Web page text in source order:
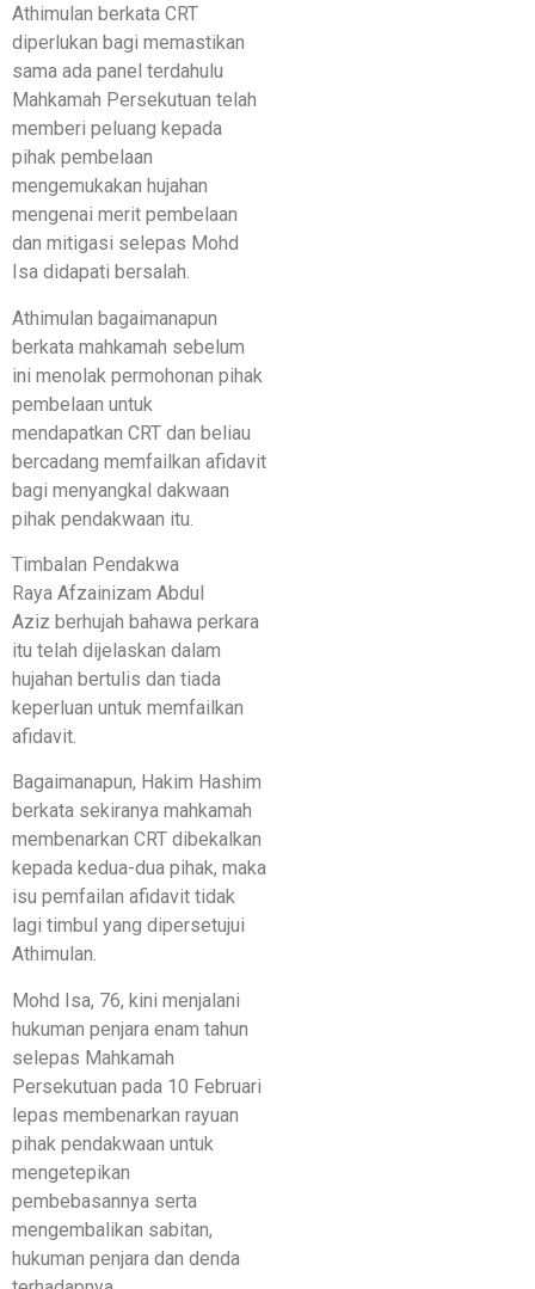
Athimulan berkata CRT
diperlukan bagi memastikan
sama ada panel terdahulu
Mahkamah Persekutuan telah
memberi peluang kepada
pihak pembelaan
mengemukakan hujahan
mengenai merit pembelaan
dan mitigasi selepas Mohd
Isa didapati bersalah.
Athimulan bagaimanapun
berkata mahkamah sebelum
ini menolak permohonan pihak
pembelaan untuk
mendapatkan CRT dan beliau
bercadang memfailkan afidavit
bagi menyangkal dakwaan
pihak pendakwaan itu.
Timbalan Pendakwa
Raya Afzainizam Abdul
Aziz berhujah bahawa perkara
itu telah dijelaskan dalam
hujahan bertulis dan tiada
keperluan untuk memfailkan
afidavit.
Bagaimanapun, Hakim Hashim
berkata sekiranya mahkamah
membenarkan CRT dibekalkan
kepada kedua-dua pihak, maka
isu pemfailan afidavit tidak
lagi timbul yang dipersetujui
Athimulan.
Mohd Isa, 76, kini menjalani
hukuman penjara enam tahun
selepas Mahkamah
Persekutuan pada 10 Februari
lepas membenarkan rayuan
pihak pendakwaan untuk
mengetepikan
pembebasannya serta
mengembalikan sabitan,
hukuman penjara dan denda